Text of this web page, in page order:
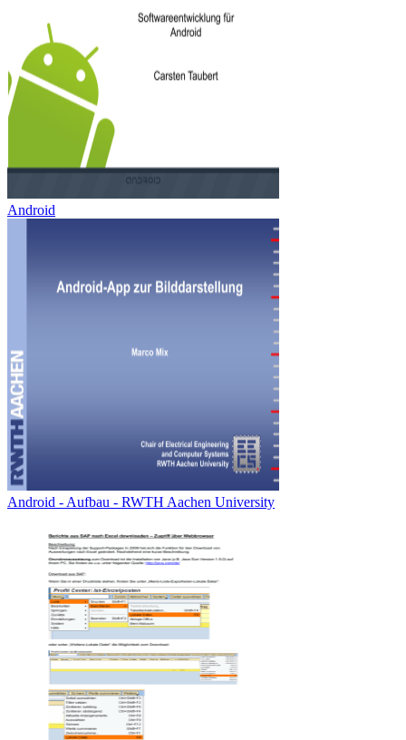
Android
Android - Aufbau - RWTH Aachen University